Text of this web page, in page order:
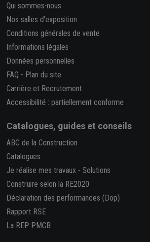
Qui sommes-nous
Nos salles d'exposition
Conditions générales de vente
Informations légales
Données personnelles
FAQ - Plan du site
Carrière et Recrutement
Accessibilité : partiellement conforme
Catalogues, guides et conseils
ABC de la Construction
Catalogues
Je réalise mes travaux - Solutions
Construire selon la RE2020
Déclaration des performances (Dop)
Rapport RSE
La REP PMCB